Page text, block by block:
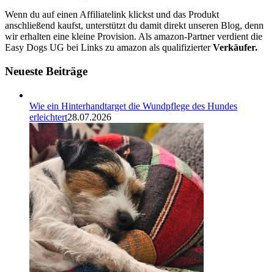
Wenn du auf einen Affiliatelink klickst und das Produkt
anschließend kaufst, unterstützt du damit direkt unseren Blog, denn
wir erhalten eine kleine Provision. Als amazon-Partner verdient die
Easy Dogs UG bei Links zu amazon als qualifizierterVerkäufer.
Neueste Beiträge
Wie ein Hinterhandtarget die Wundpflege des Hundes
erleichtert28.07.2026